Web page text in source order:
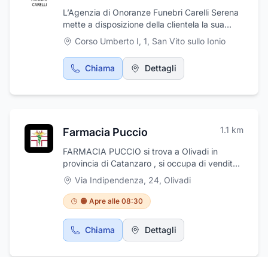
L’Agenzia di Onoranze Funebri Carelli Serena
mette a disposizione della clientela la sua
esperienza pluriennale nel settore funebre.
Con la massima discrezione e grandissima
delicatezza, offre un'assistenza completa
mediante un'ampia offerta di servizi.
è ubicata in Corso Umberto I, 1 a San Vito
Corso Umberto I, 1, San Vito sullo Ionio
Chiama Dettagli
Farmacia Puccio 1.1 km
FARMACIA PUCCIO si trova a Olivadi in
provincia di Catanzaro , si occupa di vendita
di alimenti per celiaci e intolleranze alimentari
, articoli per neonati , per l'infanzia , prodotti
omeopatici , di bellezza , e tanto altro ancora.
Vi aspetta personale altamente qualificato
che vi accompagnera' nella scelta dei nostri
prodotti.
Via Indipendenza, 24, Olivadi
🟠 Apre alle 08:30
Chiama Dettagli